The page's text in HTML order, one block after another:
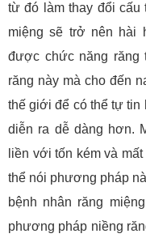
từ đó làm thay đổi cấu
miệng sẽ trở nên hài
được chức năng răng
răng này mà cho đến
thế giới để có thể tự
diễn ra dễ dàng hơn.
liền với tốn kém và
thể nói phương pháp
bệnh nhân răng
phương pháp niềng